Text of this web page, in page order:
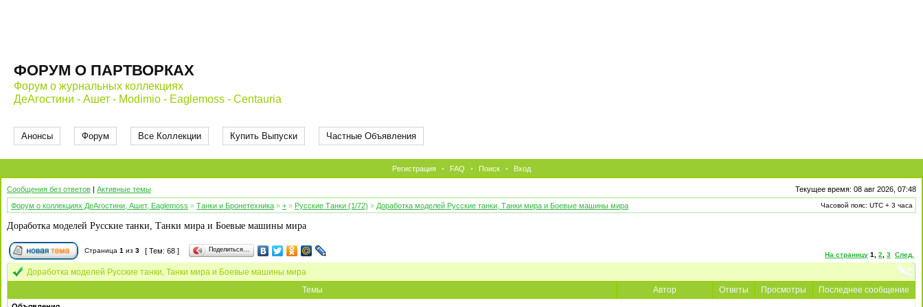
ФОРУМ О ПАРТВОРКАХ
Форум о журнальных коллекциях
ДеАгостини - Ашет - Modimio - Eaglemoss - Centauria
Анонсы Форум Все Коллекции Купить Выпуски Частные Объявления
Регистрация • FAQ • Поиск • Вход
Сообщения без ответов | Активные темы
Текущее время: 08 авг 2026, 07:48
Форум о коллекциях ДеАгостини, Ашет, Eaglemoss » Танки и Бронетехника » + » Русские Танки (1/72) » Доработка моделей Русские танки, Танки мира и Боевые машины мира Часовой пояс: UTC + 3 часа
Доработка моделей Русские танки, Танки мира и Боевые машины мира
Страница 1 из 3 [ Тем: 68 ] Поделиться…
На страницу 1 2 3 След.
Доработка моделей Русские танки, Танки мира и Боевые машины мира
Темы
Автор Ответы Просмотры Последнее сообщение